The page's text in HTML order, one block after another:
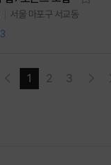
서울 마포구 서교동
1 2 3